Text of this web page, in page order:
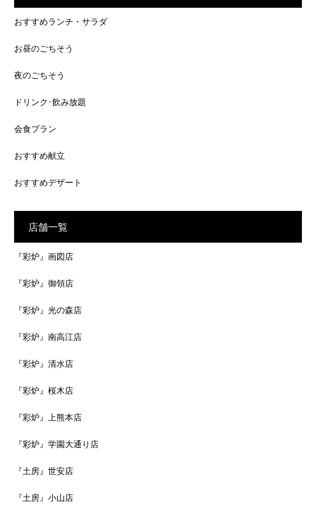
おすすめランチ・サラダ
お昼のごちそう
夜のごちそう
ドリンク･飲み放題
会食プラン
おすすめ献立
おすすめデザート
店舗一覧
『彩炉』画図店
『彩炉』御領店
『彩炉』光の森店
『彩炉』南高江店
『彩炉』清水店
『彩炉』桜木店
『彩炉』上熊本店
『彩炉』学園大通り店
『土房』世安店
『土房』小山店